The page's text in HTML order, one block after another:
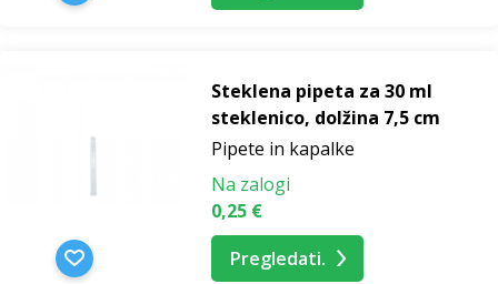
Steklena pipeta za 30 ml
steklenico, dolžina 7,5 cm
Pipete in kapalke
Na zalogi
0,25 €
Pregledati.